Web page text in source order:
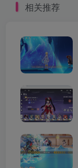
细搭建教程
相关推荐